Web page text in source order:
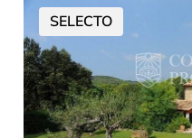
SELECTO